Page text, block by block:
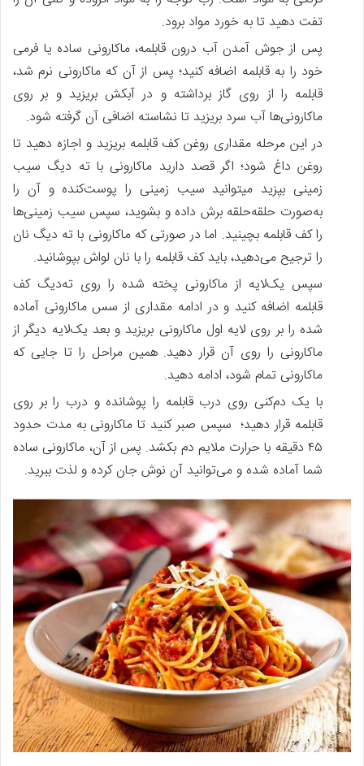
تفت دهید تا به خورد مواد برود.
پس از جوش آمدن آب درون قابلمه، ماکارونی ساده یا فرمی
خود را به قابلمه اضافه کنید؛ پس از آن که ماکارونی نرم شد،
قابلمه را از روی گاز برداشته و در آبکش بریزید و بر روی
ماکارونی‌ها آب سرد بریزید تا نشاسته اضافی آن گرفته شود.
در این مرحله مقداری روغن کف قابلمه بریزید و اجازه دهید تا
روغن داغ شود؛ اگر قصد دارید ماکارونی با ته دیگ سیب
زمینی بپزید میتوانید سیب زمینی را پوست‌کنده و آن را
به‌صورت حلقه‌حلقه برش داده و بشوید، سپس سیب زمینی‌ها
را کف قابلمه بچینید. اما در صورتی که ماکارونی با ته دیگ نان
را ترجیح می‌دهید، باید کف قابلمه را با نان لواش بپوشانید.
سپس یک‌لایه از ماکارونی پخته شده را روی ته‌دیگ کف
قابلمه اضافه کنید و در ادامه مقداری از سس ماکارونی آماده
شده را بر روی لایه اول ماکارونی بریزید و بعد یک‌لایه دیگر از
ماکارونی را روی آن قرار دهید. همین مراحل را تا جایی که
ماکارونی تمام شود، ادامه دهید.
با یک دم‌کنی روی درب قابلمه را پوشانده و درب را بر روی
قابلمه قرار دهید؛ سپس صبر کنید تا ماکارونی به مدت حدود
۴۵ دقیقه با حرارت ملایم دم بکشد. پس از آن، ماکارونی ساده
شما آماده شده و می‌توانید آن نوش جان کرده و لذت ببرید.